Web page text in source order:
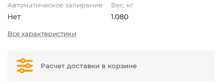
Автоматическое запирание
Нет
Вес, кг
1.080
Все характеристики
Расчет доставки в корзине